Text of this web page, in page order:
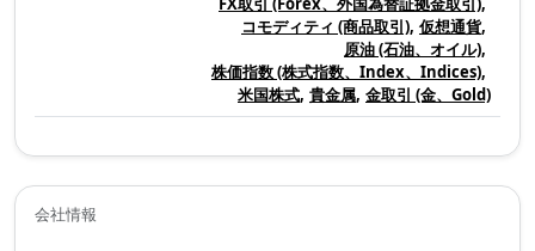
コモディティ (商品取引) 仮想通貨
原油 (石油、オイル)
株価指数 (株式指数、Index、Indices)
米国株式 貴金属 金取引 (金、Gold)
会社情報